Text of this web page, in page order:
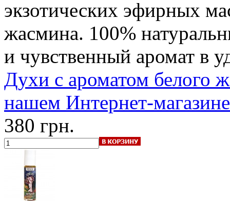
экзотических эфирных
жасмина. 100%
и чувственный аромат в
Духи с ароматом белого
нашем Интернет-магазине
380 грн.